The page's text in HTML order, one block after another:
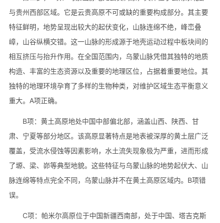
与贵州西部区域。它是云贵高原不可或缺的重要构成部分。其主要
特征鲜明，地势呈现出较大的起伏变化，山脉连绵不绝，峰峦叠
嶂，山谷纵横交错。这一山脉的形成源于地壳运动过程中板块间的
相互挤压与抬升作用。在全国范围内，乌蒙山脉凭借其独特的地质
构造、丰富的生态资源以及重要的地理区位，占据着重要地位。其
独特的地理环境孕育了多样的生物种类，对维护区域生态平衡意义
重大。A项正确。
B项：黄土高原地处中国中部偏北部，涵盖山西、陕西、甘
肃、宁夏等部分地区。该高原显著特点是地表被深厚的黄土层广泛
覆盖，受流水侵蚀等因素影响，水土流失现象极为严重，进而形成
了塬、梁、峁等典型地貌。这些特征与乌蒙山脉的地势起伏大、山
脉连绵等特点完全不同，乌蒙山脉并不在黄土高原区域内。B项错
误。
C项：帕米尔高原位于中国新疆西南部，处于中国、塔吉克斯